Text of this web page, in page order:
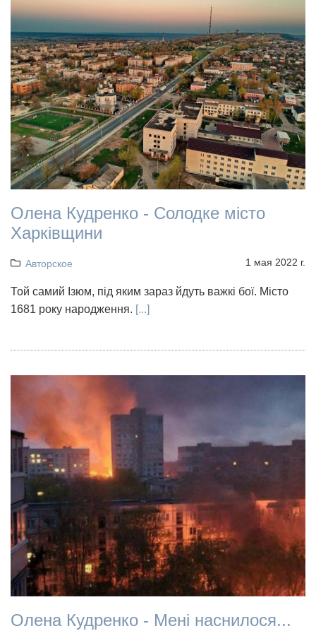
Олена Кудренко - Солодке місто
Харківщини
Авторское 1 мая 2022 г.
Той самий Ізюм, під яким зараз йдуть важкі бої. Місто
1681 року народження. [...]
Олена Кудренко - Мені наснилося...